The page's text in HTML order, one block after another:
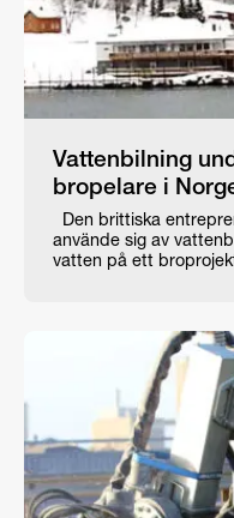
Vattenbilning
bropelare i
Den brittiska
använde sig av
vatten på ett